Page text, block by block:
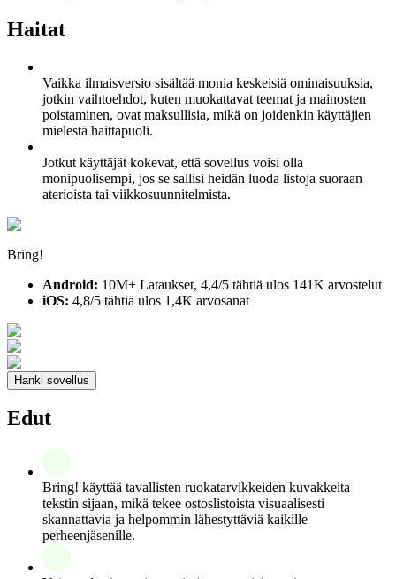
Haitat
Vaikka ilmaisversio sisältää monia keskeisiä ominaisuuksia,
jotkin vaihtoehdot, kuten muokattavat teemat ja mainosten
poistaminen, ovat maksullisia, mikä on joidenkin käyttäjien
mielestä haittapuoli.
Jotkut käyttäjät kokevat, että sovellus voisi olla
monipuolisempi, jos se sallisi heidän luoda listoja suoraan
aterioista tai viikkosuunnitelmista.
Bring!
Android: 10M+ Lataukset, 4,4/5 tähtiä ulos 141K arvostelut
iOS: 4,8/5 tähtiä ulos 1,4K arvosanat
Hanki sovellus
Edut
Bring! käyttää tavallisten ruokatarvikkeiden kuvakkeita
tekstin sijaan, mikä tekee ostoslistoista visuaalisesti
skannattavia ja helpommin lähestyttäviä kaikille
perheenjäsenille.